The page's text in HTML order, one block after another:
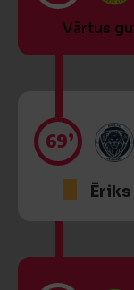
Vārtus
69’